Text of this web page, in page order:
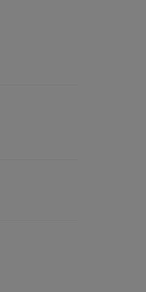
合がございま
合がございま